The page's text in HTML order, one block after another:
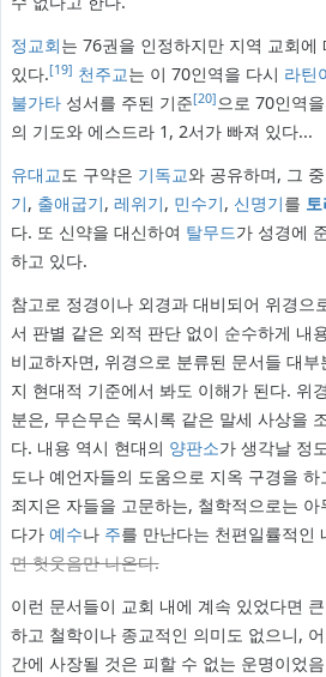
정교회는 76권을 인정하지만 지역 교회
있다.[19] 천주교는 이 70인역을 다시 라틴
불가타성서를 주된 기준[20]으로 70인역
의 기도와 에스드라 1, 2서가 빠져 있다...
유대교도 구약은 기독교와 공유하며, 그 중
기, 출애굽기, 레위기, 민수기, 신명기를
다. 또 신약을 대신하여 탈무드가 성경에
하고 있다.
참고로 정경이나 외경과 대비되어 위경으
서 판별 같은 외적 판단 없이 순수하게 내
비교하자면, 위경으로 분류된 문서들 대
지 현대적 기준에서 봐도 이해가 된다. 위
분은, 무슨무슨 묵시록 같은 말세 사상을
다. 내용 역시 현대의 양판소가 생각날 정
도나 예언자들의 도움으로 지옥 구경을
죄지은 자들을 고문하는, 철학적으로는
다가 예수나 주를 만난다는 천편일률적인
면 헛웃음만 나온다.
이런 문서들이 교회 내에 계속 있었다면
하고 철학이나 종교적인 의미도 없으니,
간에 사장될 것은 피할 수 없는 운명이었